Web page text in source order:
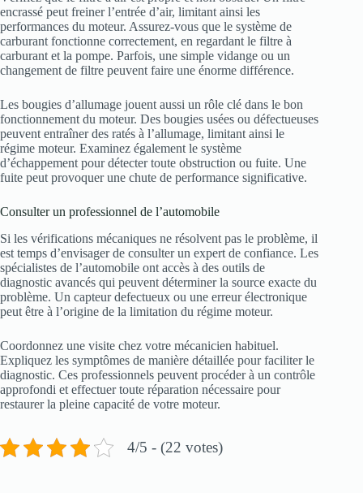
encrassé peut freiner l’entrée d’air, limitant ainsi les
performances du moteur. Assurez-vous que le système de
carburant fonctionne correctement, en regardant le filtre à
carburant et la pompe. Parfois, une simple vidange ou un
changement de filtre peuvent faire une énorme différence.
Les bougies d’allumage jouent aussi un rôle clé dans le bon
fonctionnement du moteur. Des bougies usées ou défectueuses
peuvent entraîner des ratés à l’allumage, limitant ainsi le
régime moteur. Examinez également le système
d’échappement pour détecter toute obstruction ou fuite. Une
fuite peut provoquer une chute de performance significative.
Consulter un professionnel de l’automobile
Si les vérifications mécaniques ne résolvent pas le problème, il
est temps d’envisager de consulter un expert de confiance. Les
spécialistes de l’automobile ont accès à des outils de
diagnostic avancés qui peuvent déterminer la source exacte du
problème. Un capteur defectueux ou une erreur électronique
peut être à l’origine de la limitation du régime moteur.
Coordonnez une visite chez votre mécanicien habituel.
Expliquez les symptômes de manière détaillée pour faciliter le
diagnostic. Ces professionnels peuvent procéder à un contrôle
approfondi et effectuer toute réparation nécessaire pour
restaurer la pleine capacité de votre moteur.
4/5 - (22 votes)